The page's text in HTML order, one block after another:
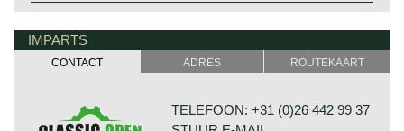
De Alfa Romeo 2000 GTV werd vormgegeven door
vormgegeven compacte GT’s van de laatste decennia
gerekend worden. Naast een voortreffelijke vormgeving
beschikt de 2000 GTV over een uitstekend weggedrag,
GTV is een tweepersoons GT in hart en nieren en een
toonbeeld van alles waar Alfa Romeo voor staat;
Alfa Romeo historie
Alfa Romeo behoort tot de allergrootste namen in de
automobiel historie. "Alfa" (Sociètà Anonima Lombardo
Fabbrica Automobili) werd opgericht in 1910. Het bedrijf
IMPARTS
CONTACT ADRES ROUTEKAART
TELEFOON: +31 (0)26 442 99 37